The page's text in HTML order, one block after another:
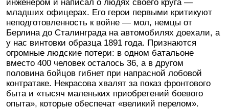
инженером и написал о людях своего круга —
младших офицерах. Его герои первыми критикуют
неподготовленность к войне — мол, немцы от
Берлина до Сталинграда на автомобилях доехали, а
у нас винтовки образца 1891 года. Признаются
огромные людские потери: в одном батальоне
вместо 400 человек осталось 36, а в другом
половина бойцов гибнет при напрасной лобовой
контратаке. Некрасова хвалят за показ фронтового
быта и «тысяч маленьких приобретений боевого
опыта», которые обеспечат «великий перелом».